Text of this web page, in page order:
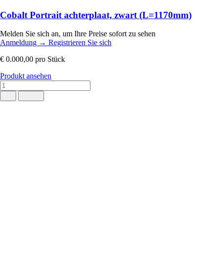
Cobalt Portrait achterplaat, zwart (L=1170mm)
Melden Sie sich an, um Ihre Preise sofort zu sehen
Anmeldung → Registrieren Sie sich
€ 0.000,00 pro Stück
Produkt ansehen